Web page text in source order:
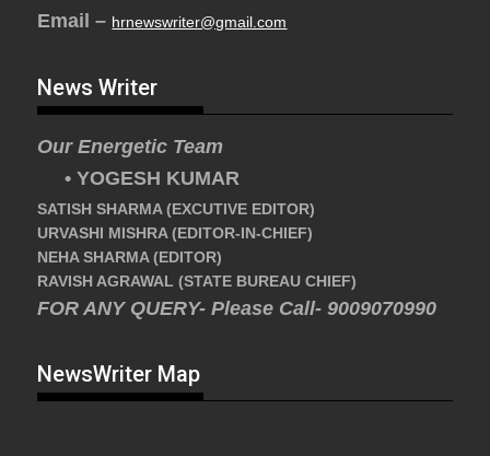
Email – hrnewswriter@gmail.com
News Writer
Our Energetic Team
• YOGESH KUMAR
SATISH SHARMA (EXCUTIVE EDITOR)
URVASHI MISHRA (EDITOR-IN-CHIEF)
NEHA SHARMA (EDITOR)
RAVISH AGRAWAL (STATE BUREAU CHIEF)
FOR ANY QUERY- Please Call- 9009070990
NewsWriter Map